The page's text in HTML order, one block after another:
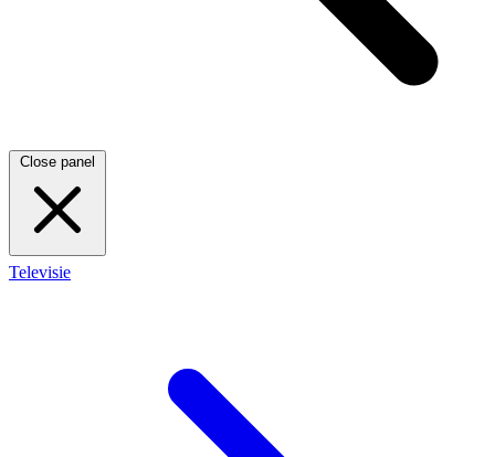
Close panel
Televisie